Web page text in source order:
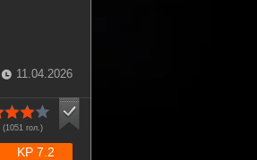
11.04.2026
(1051 гол.)
KP 7.2